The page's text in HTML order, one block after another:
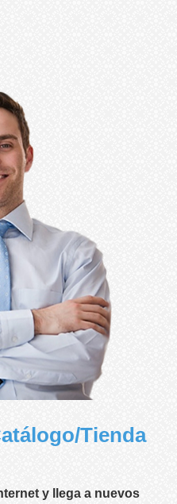
Tienda
y llega a nuevos